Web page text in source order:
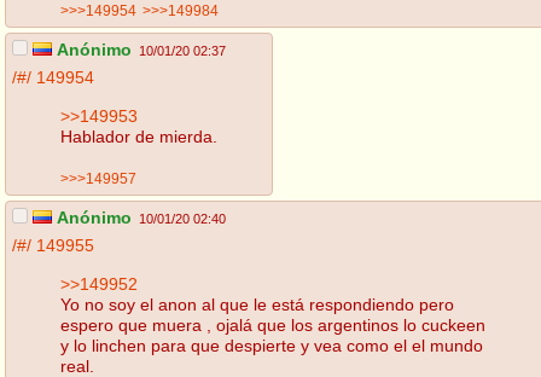
>>>149954 >>>149984
Anónimo 10/01/20 02:37
/#/ 149954
>>149953
Hablador de mierda.
>>>149957
Anónimo 10/01/20 02:40
/#/ 149955
>>149952
Yo no soy el anon al que le está respondiendo pero
espero que muera , ojalá que los argentinos lo cuckeen
y lo linchen para que despierte y vea como el el mundo
real.